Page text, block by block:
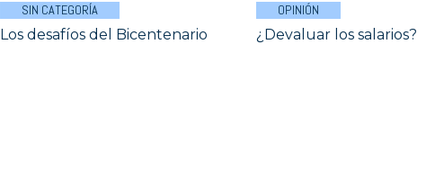
SIN CATEGORÍA
Los desafíos del Bicentenario
OPINIÓN
¿Devaluar los salarios?